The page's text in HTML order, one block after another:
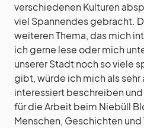
verschiedenen Kulturen
viel Spannendes gebracht.
weiteren Thema, das mich
ich gerne lese oder mich
unserer Stadt noch so viele
gibt, würde ich mich als
interessiert beschreiben
für die Arbeit beim Niebüll
Menschen, Geschichten